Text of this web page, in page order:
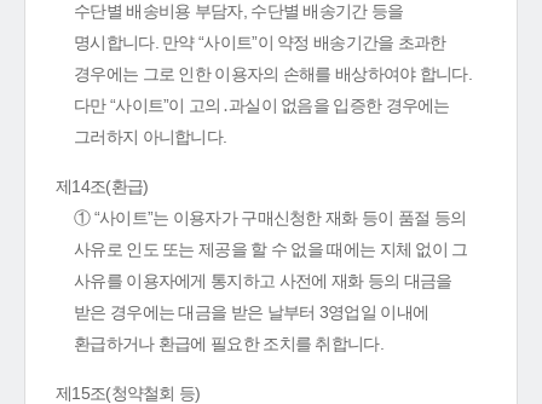
수단별 배송비용 부담자, 수단별 배송기간 등을
명시합니다. 만약 “사이트”이 약정 배송기간을 초과한
경우에는 그로 인한 이용자의 손해를 배상하여야 합니다.
다만 “사이트”이 고의․과실이 없음을 입증한 경우에는
그러하지 아니합니다.
제14조(환급)
① “사이트”는 이용자가 구매신청한 재화 등이 품절 등의
사유로 인도 또는 제공을 할 수 없을 때에는 지체 없이 그
사유를 이용자에게 통지하고 사전에 재화 등의 대금을
받은 경우에는 대금을 받은 날부터 3영업일 이내에
환급하거나 환급에 필요한 조치를 취합니다.
제15조(청약철회 등)